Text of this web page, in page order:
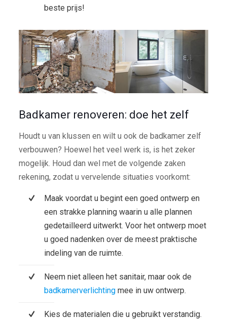
beste prijs!
Badkamer renoveren: doe het zelf
Houdt u van klussen en wilt u ook de badkamer zelf
verbouwen? Hoewel het veel werk is, is het zeker
mogelijk. Houd dan wel met de volgende zaken
rekening, zodat u vervelende situaties voorkomt:
Maak voordat u begint een goed ontwerp en
een strakke planning waarin u alle plannen
gedetailleerd uitwerkt. Voor het ontwerp moet
u goed nadenken over de meest praktische
indeling van de ruimte.
Neem niet alleen het sanitair, maar ook de
badkamerverlichtingmee in uw ontwerp.
Kies de materialen die u gebruikt verstandig.